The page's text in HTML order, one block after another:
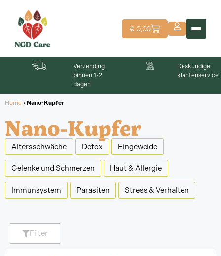
€ 0,00
Verzending
Deskundige
Home › Nano-Kupfer
Nano-Kupfer
Altersschwäche Detox Eingeweide
Gelenke und Schmerzen Haut & Allergie
Immunsystem Parasiten Stress & Verhalten
Filter